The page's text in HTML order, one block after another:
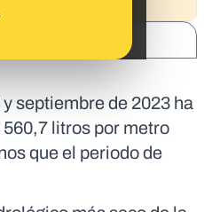
septiembre de 2023 ha
litros por metro
que el periodo de